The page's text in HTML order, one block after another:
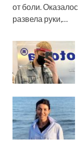
от боли.
развела руки,…